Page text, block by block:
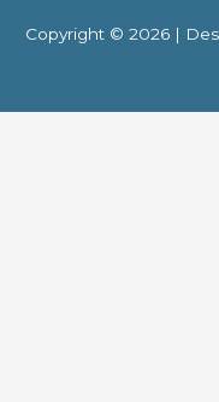
Copyright © 2026 |